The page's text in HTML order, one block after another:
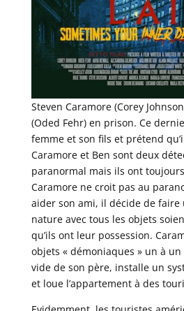
Steven Caramore (Corey
(Oded Fehr) en prison. Ce
femme et son fils et prétend
Caramore et Ben sont deux
paranormal mais ils ont
Caramore ne croit pas au
aider son ami, il décide de
nature avec tous les objets
qu’ils ont leur possession.
objets « démoniaques » un à
vide de son père, installe un
et loue l’appartement à des